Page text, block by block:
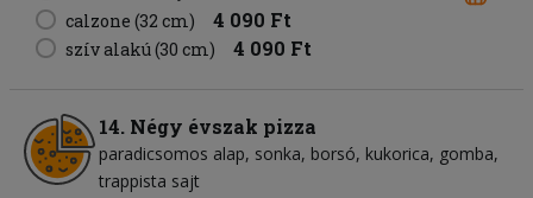
calzone (32 cm) 4 090 Ft
szív alakú (30 cm) 4 090 Ft
14. Négy évszak pizza
paradicsomos alap sonka borsó kukorica gomba
trappista sajt